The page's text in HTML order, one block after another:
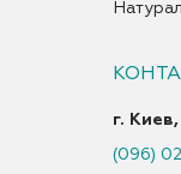
г.
(096)